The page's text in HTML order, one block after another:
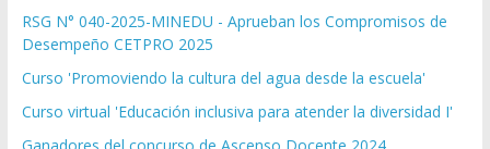
RSG N° 040-2025-MINEDU - Aprueban los Compromisos de
Desempeño CETPRO 2025
Curso 'Promoviendo la cultura del agua desde la escuela'
Curso virtual 'Educación inclusiva para atender la diversidad I'